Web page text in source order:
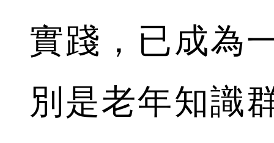
實踐，已成為
別是老年知識